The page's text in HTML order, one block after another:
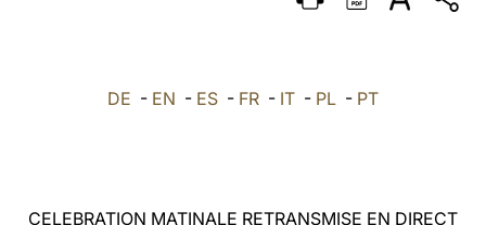
DEUTSCH
العربيّة DE - EN - ES - FR - IT - PL - PT
CELEBRATION MATINALE RETRANSMISE EN DIRECT